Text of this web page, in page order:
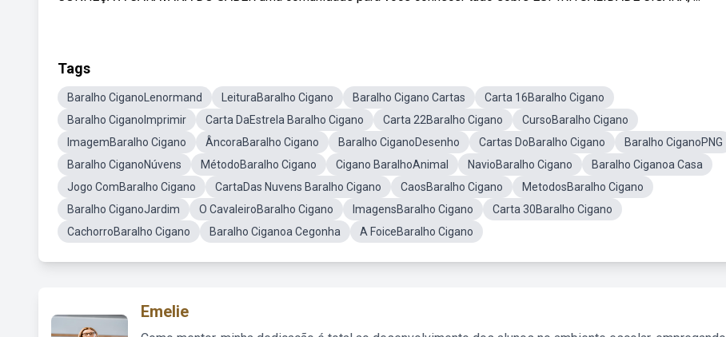
Tags
Baralho CiganoLenormand LeituraBaralho Cigano Baralho Cigano Cartas
Carta 16Baralho Cigano
Baralho CiganoImprimir
Carta DaEstrela Baralho Cigano Carta 22Baralho Cigano
CursoBaralho Cigano
ImagemBaralho Cigano
ÂncoraBaralho Cigano Baralho CiganoDesenho Cartas DoBaralho Cigano
Baralho CiganoPNG
Baralho CiganoNúvens
MétodoBaralho Cigano Cigano BaralhoAnimal NavioBaralho Cigano
Baralho Ciganoa Casa
Jogo ComBaralho Cigano
CartaDas Nuvens Baralho Cigano CaosBaralho Cigano
MetodosBaralho Cigano
Baralho CiganoJardim
O CavaleiroBaralho Cigano ImagensBaralho Cigano
Carta 30Baralho Cigano
CachorroBaralho Cigano
Baralho Ciganoa Cegonha A FoiceBaralho Cigano
Emelie